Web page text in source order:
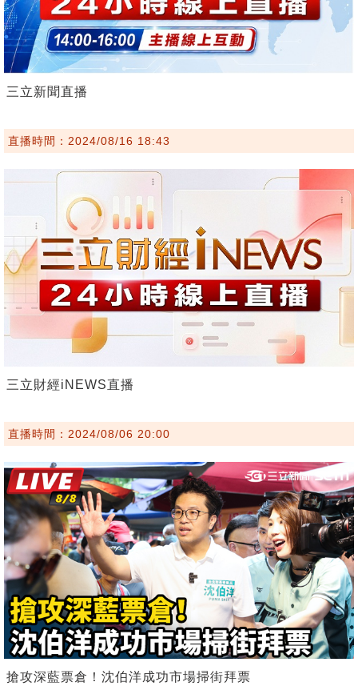
三立新聞直播
直播時間：2024/08/16 18:43
三立財經iNEWS直播
直播時間：2024/08/06 20:00
搶攻深藍票倉！沈伯洋成功市場掃街拜票